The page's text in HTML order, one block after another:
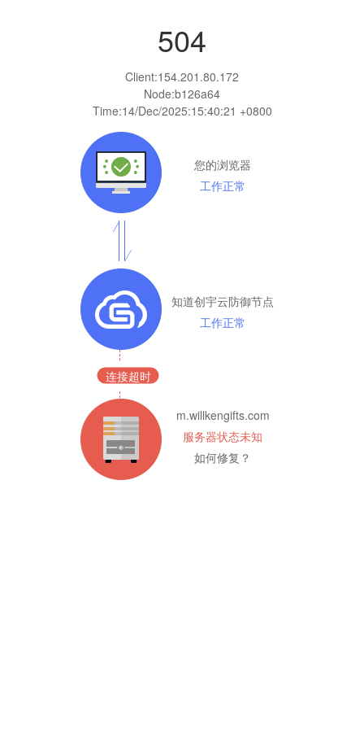
504
Client:154.201.80.172
Node:b126a64
Time:14/Dec/2025:15:40:21 +0800
您的浏览器
工作正常
知道创宇云防御节点
工作正常
连接超时
m.willkengifts.com
服务器状态未知
如何修复？